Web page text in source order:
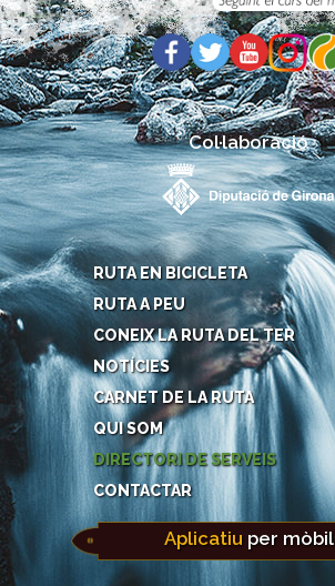
Col·laboració
RUTA EN BICICLETA
RUTA A PEU
CONEIX LA RUTA DEL TER
NOTÍCIES
CARNET DE LA RUTA
QUI SOM
DIRECTORI DE SERVEIS
CONTACTAR
Aplicatiuper mòbil